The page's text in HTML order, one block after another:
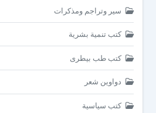
سير وتراجم ومذكرات
كتب تنمية بشرية
كتب طب بيطرى
دواوين شعر
كتب سياسية